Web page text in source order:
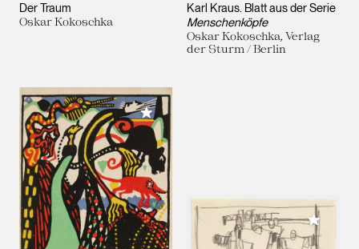
Der Traum
Oskar Kokoschka
Karl Kraus. Blatt aus der Serie
Menschenköpfe
Oskar Kokoschka, Verlag
der Sturm / Berlin
Meiner Sammlung hinzufügen
Meiner